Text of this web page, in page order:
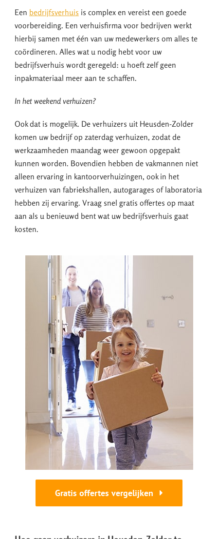
Een bedrijfsverhuis is complex en vereist een goede
voorbereiding. Een verhuisfirma voor bedrijven werkt
hierbij samen met één van uw medewerkers om alles te
coördineren. Alles wat u nodig hebt voor uw
bedrijfsverhuis wordt geregeld: u hoeft zelf geen
inpakmateriaal meer aan te schaffen.
In het weekend verhuizen?
Ook dat is mogelijk. De verhuizers uit Heusden-Zolder
komen uw bedrijf op zaterdag verhuizen, zodat de
werkzaamheden maandag weer gewoon opgepakt
kunnen worden. Bovendien hebben de vakmannen niet
alleen ervaring in kantoorverhuizingen, ook in het
verhuizen van fabriekshallen, autogarages of laboratoria
hebben zij ervaring. Vraag snel gratis offertes op maat
aan als u benieuwd bent wat uw bedrijfsverhuis gaat
kosten.
Gratis offertes vergelijken